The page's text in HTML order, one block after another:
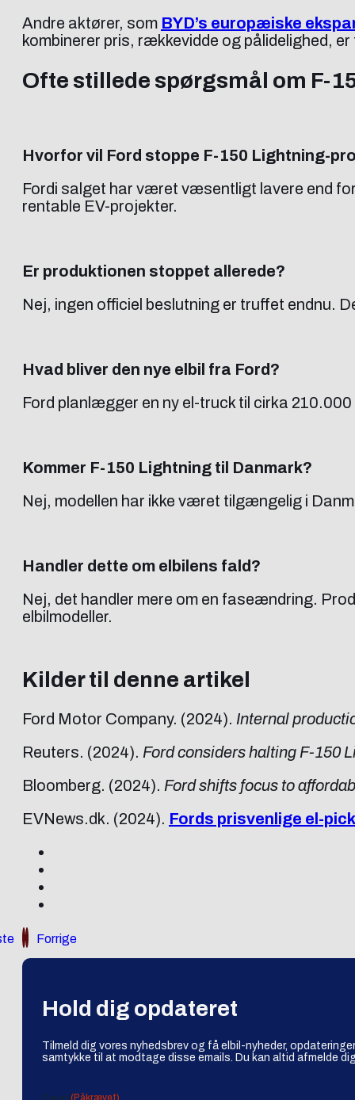
Andre aktører, som BYD’s europæiske
kombinerer pris, rækkevidde og pålidelighed,
Ofte stillede spørgsmål om F-
Hvorfor vil Ford stoppe F-150 Lightning-
Fordi salget har været væsentligt lavere end
rentable EV-projekter.
Er produktionen stoppet allerede?
Nej, ingen officiel beslutning er truffet endnu.
Hvad bliver den nye elbil fra Ford?
Ford planlægger en ny el-truck til cirka
Kommer F-150 Lightning til Danmark?
Nej, modellen har ikke været tilgængelig i
Handler dette om elbilens fald?
Nej, det handler mere om en faseændring.
elbilmodeller.
Kilder til denne artikel
Ford Motor Company. (2024). Internal
Reuters. (2024). Ford considers halting F-150
Bloomberg. (2024). Ford shifts focus to
EVNews.dk. (2024). Fords prisvenlige el-
Forrige
Hold dig opdateret
Tilmeld dig vores nyhedsbrev og få elbil-nyheder,
samtykke til at modtage disse emails. Du kan altid afmelde
(Påkrævet)